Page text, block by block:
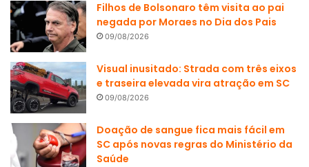
Filhos de Bolsonaro têm visita ao pai
negada por Moraes no Dia dos Pais
09/08/2026
Visual inusitado: Strada com três eixos
e traseira elevada vira atração em SC
09/08/2026
Doação de sangue fica mais fácil em
SC após novas regras do Ministério da
Saúde